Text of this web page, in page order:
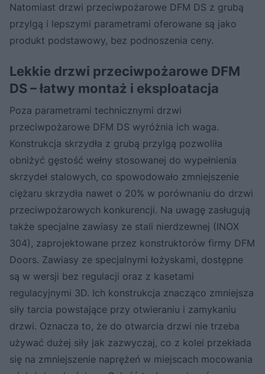
Natomiast drzwi przeciwpożarowe DFM DS z grubą
przylgą i lepszymi parametrami oferowane są jako
produkt podstawowy, bez podnoszenia ceny.
Lekkie drzwi przeciwpożarowe DFM
DS – łatwy montaż i eksploatacja
Poza parametrami technicznymi drzwi
przeciwpożarowe DFM DS wyróżnia ich waga.
Konstrukcja skrzydła z grubą przylgą pozwoliła
obniżyć gęstość wełny stosowanej do wypełnienia
skrzydeł stalowych, co spowodowało zmniejszenie
ciężaru skrzydła nawet o 20% w porównaniu do drzwi
przeciwpożarowych konkurencji. Na uwagę zasługują
także specjalne zawiasy ze stali nierdzewnej (INOX
304), zaprojektowane przez konstruktorów firmy DFM
Doors. Zawiasy ze specjalnymi łożyskami, dostępne
są w wersji bez regulacji oraz z kasetami
regulacyjnymi 3D. Ich konstrukcja znacząco zmniejsza
siły tarcia powstające przy otwieraniu i zamykaniu
drzwi. Oznacza to, że do otwarcia drzwi nie trzeba
używać dużej siły jak zazwyczaj, co z kolei przekłada
się na zmniejszenie naprężeń w miejscach mocowania